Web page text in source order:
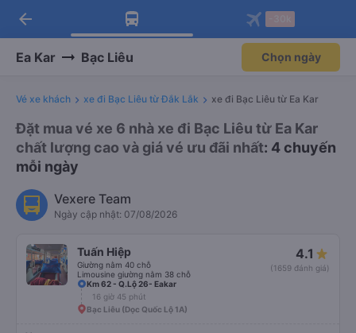
Tải app Vexere ngay!
Nhận ưu đãi thành viên độc
Mở app
Tải app Vexere
-30k/ghế khi đặt vé máy bay qua
Mở app
arrow_back
Ea Kar Bạc Liêu Chọn ngày
Vé xe khách xe đi Bạc Liêu từ Đắk Lắk xe đi Bạc Liêu từ Ea Kar
Đặt mua vé xe 6 nhà xe đi Bạc Liêu từ Ea Kar
chất lượng cao và giá vé ưu đãi nhất: 4 chuyến
mỗi ngày
Vexere Team
Ngày cập nhật: 07/08/2026
Tuấn Hiệp
Giường nằm 40 chỗ
Limousine giường nằm 38 chỗ
4.1
(1659 đánh giá)
Km 62 - Q.Lộ 26- Eakar
16 giờ 45 phút
Bạc Liêu (Dọc Quốc Lộ 1A)